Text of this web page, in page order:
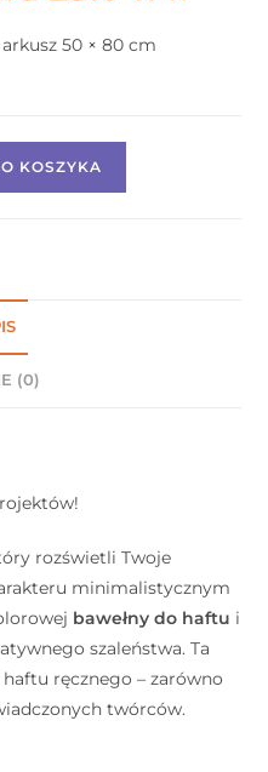
50 × 80 cm
KOSZYKA
(0)
rozświetli Twoje
minimalistycznym
bawełny do haftu i
szaleństwa. Ta
ręcznego – zarówno
twórców.